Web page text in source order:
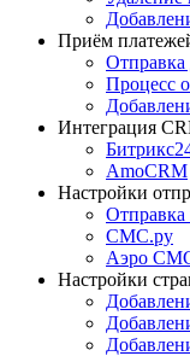
Приём
Отправка
Процесс
Интеграция
AmoCRM
Настройки
Отправка
СМС.ру
Аэро
Настройки